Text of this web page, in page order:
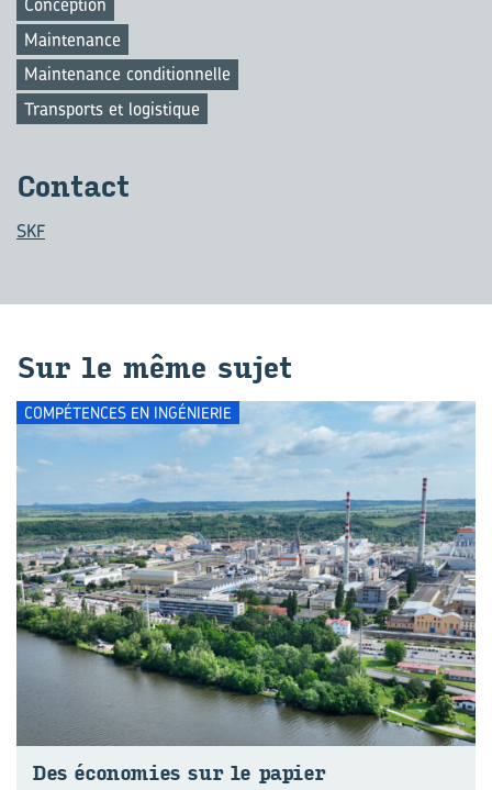
Maintenance
Maintenance conditionnelle
Transports et logistique
Contact
SKF
Sur le même sujet
COMPÉTENCES EN INGÉNIERIE
Des éco­no­mies sur le pa­pier